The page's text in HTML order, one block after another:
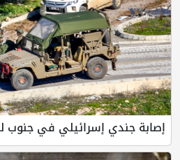
إسرائيلي في جنوب لبنان.. والق...